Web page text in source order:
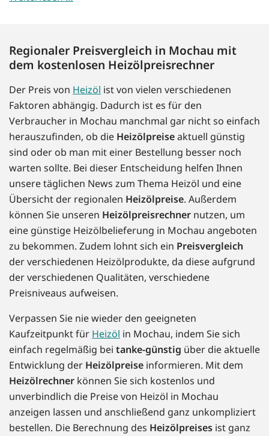
Regionaler Preisvergleich in Mochau mit
dem kostenlosen Heizölpreisrechner
Der Preis von Heizöl ist von vielen verschiedenen
Faktoren abhängig. Dadurch ist es für den
Verbraucher in Mochau manchmal gar nicht so einfach
herauszufinden, ob die Heizölpreiseaktuell günstig
sind oder ob man mit einer Bestellung besser noch
warten sollte. Bei dieser Entscheidung helfen Ihnen
unsere täglichen News zum Thema Heizöl und eine
Übersicht der regionalen Heizölpreise. Außerdem
können Sie unseren Heizölpreisrechner nutzen, um
eine günstige Heizölbelieferung in Mochau angeboten
zu bekommen. Zudem lohnt sich ein Preisvergleich
der verschiedenen Heizölprodukte, da diese aufgrund
der verschiedenen Qualitäten, verschiedene
Preisniveaus aufweisen.
Verpassen Sie nie wieder den geeigneten
Kaufzeitpunkt für Heizöl in Mochau, indem Sie sich
einfach regelmäßig bei tanke-günstig über die aktuelle
Entwicklung der Heizölpreise informieren. Mit dem
Heizölrechner können Sie sich kostenlos und
unverbindlich die Preise von Heizöl in Mochau
anzeigen lassen und anschließend ganz unkompliziert
bestellen. Die Berechnung des Heizölpreises ist ganz